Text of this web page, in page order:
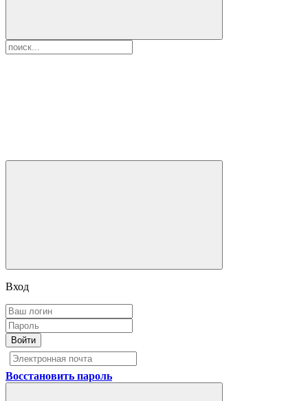
Вход
Войти
Восстановить пароль